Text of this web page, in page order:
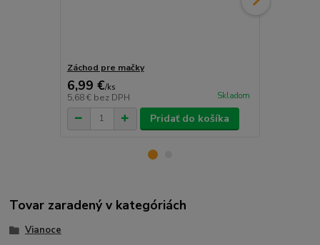
Záchod pre mačky
6,99 €/ks
5,68 € bez DPH Skladom
Pridať do košíka
Tovar zaradený v kategóriách
Vianoce